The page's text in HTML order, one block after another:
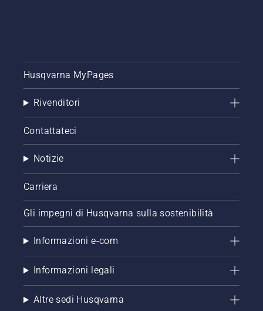
Husqvarna MyPages
Rivenditori
Contattateci
Notizie
Carriera
Gli impegni di Husqvarna sulla sostenibilità
Informazioni e-com
Informazioni legali
Altre sedi Husqvarna